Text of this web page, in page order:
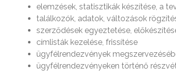
elemzések, statisztikák készítése, a
találkozók, adatok, változások
szerződések egyeztetése,
címlisták kezelése, frissítése
ügyfélrendezvények
ügyfélrendezvényeken történő